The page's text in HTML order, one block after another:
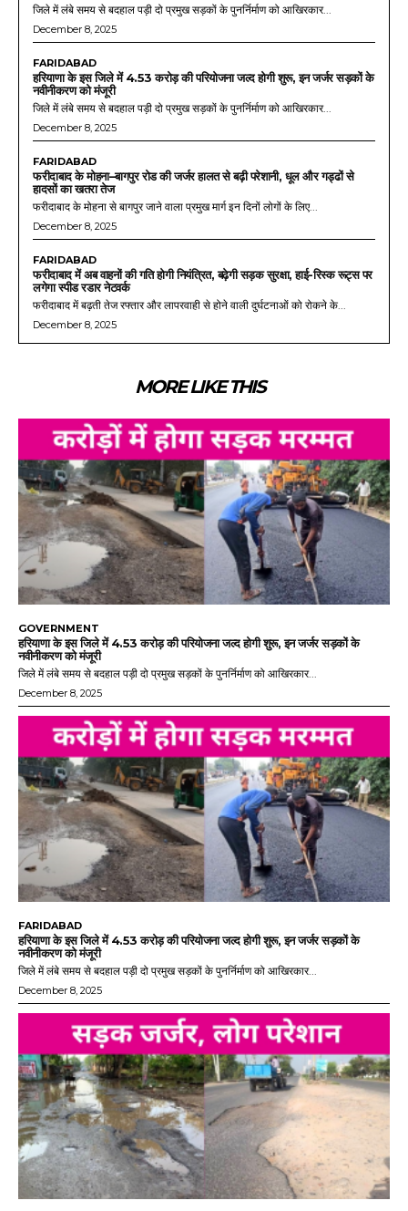
जिले में लंबे समय से बदहाल पड़ी दो प्रमुख सड़कों के पुनर्निर्माण को आखिरकार...
December 8, 2025
FARIDABAD
हरियाणा के इस जिले में 4.53 करोड़ की परियोजना जल्द होगी शुरू, इन जर्जर सड़कों के
नवीनीकरण को मंजूरी
जिले में लंबे समय से बदहाल पड़ी दो प्रमुख सड़कों के पुनर्निर्माण को आखिरकार...
December 8, 2025
FARIDABAD
फरीदाबाद के मोहना–बागपुर रोड की जर्जर हालत से बढ़ी परेशानी, धूल और गड्ढों से
हादसों का खतरा तेज
फरीदाबाद के मोहना से बागपुर जाने वाला प्रमुख मार्ग इन दिनों लोगों के लिए...
December 8, 2025
FARIDABAD
फरीदाबाद में अब वाहनों की गति होगी नियंत्रित, बढ़ेगी सड़क सुरक्षा, हाई-रिस्क रूट्स पर
लगेगा स्पीड रडार नेटवर्क
फरीदाबाद में बढ़ती तेज रफ्तार और लापरवाही से होने वाली दुर्घटनाओं को रोकने के...
December 8, 2025
MORE LIKE THIS
GOVERNMENT
हरियाणा के इस जिले में 4.53 करोड़ की परियोजना जल्द होगी शुरू, इन जर्जर सड़कों के
नवीनीकरण को मंजूरी
जिले में लंबे समय से बदहाल पड़ी दो प्रमुख सड़कों के पुनर्निर्माण को आखिरकार...
December 8, 2025
FARIDABAD
हरियाणा के इस जिले में 4.53 करोड़ की परियोजना जल्द होगी शुरू, इन जर्जर सड़कों के
नवीनीकरण को मंजूरी
जिले में लंबे समय से बदहाल पड़ी दो प्रमुख सड़कों के पुनर्निर्माण को आखिरकार...
December 8, 2025